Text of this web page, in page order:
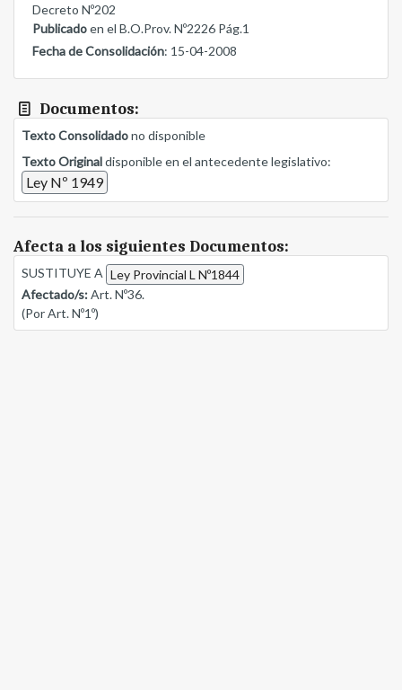
Decreto Nº202
Publicadoen el B.O.Prov. Nº2226 Pág.1
Fecha de Consolidación: 15-04-2008
Documentos:
Texto Consolidadono disponible
Texto Originaldisponible en el antecedente legislativo:
Ley Nº 1949
Afecta a los siguientes Documentos:
SUSTITUYE A Ley Provincial L Nº1844
Afectado/s:Art. Nº36.
(Por Art. Nº1º)